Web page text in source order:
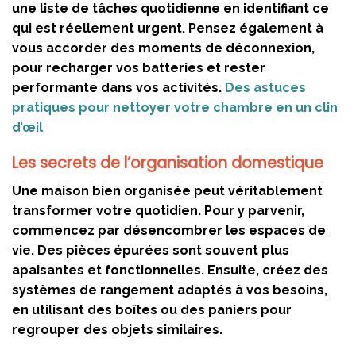
une liste de tâches quotidienne en identifiant ce
qui est réellement urgent. Pensez également à
vous accorder des moments de déconnexion,
pour recharger vos batteries et rester
performante dans vos activités. Des astuces
pratiques pour nettoyer votre chambre en un clin
d’œil
Les secrets de l’organisation domestique
Une maison bien organisée peut véritablement
transformer votre quotidien. Pour y parvenir,
commencez par désencombrer les espaces de
vie. Des pièces épurées sont souvent plus
apaisantes et fonctionnelles. Ensuite, créez des
systèmes de rangement adaptés à vos besoins,
en utilisant des boîtes ou des paniers pour
regrouper des objets similaires.